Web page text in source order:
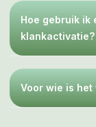
Hoe gebruik ik
klankactivatie?
Voor wie is